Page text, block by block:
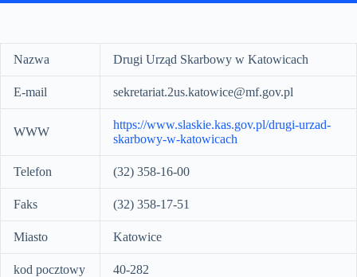
Nazwa Drugi Urząd Skarbowy w Katowicach
E-mail sekretariat.2us.katowice@mf.gov.pl
WWW
https://www.slaskie.kas.gov.pl/drugi-urzad-
skarbowy-w-katowicach
Telefon (32) 358-16-00
Faks (32) 358-17-51
Miasto Katowice
kod pocztowy 40-282